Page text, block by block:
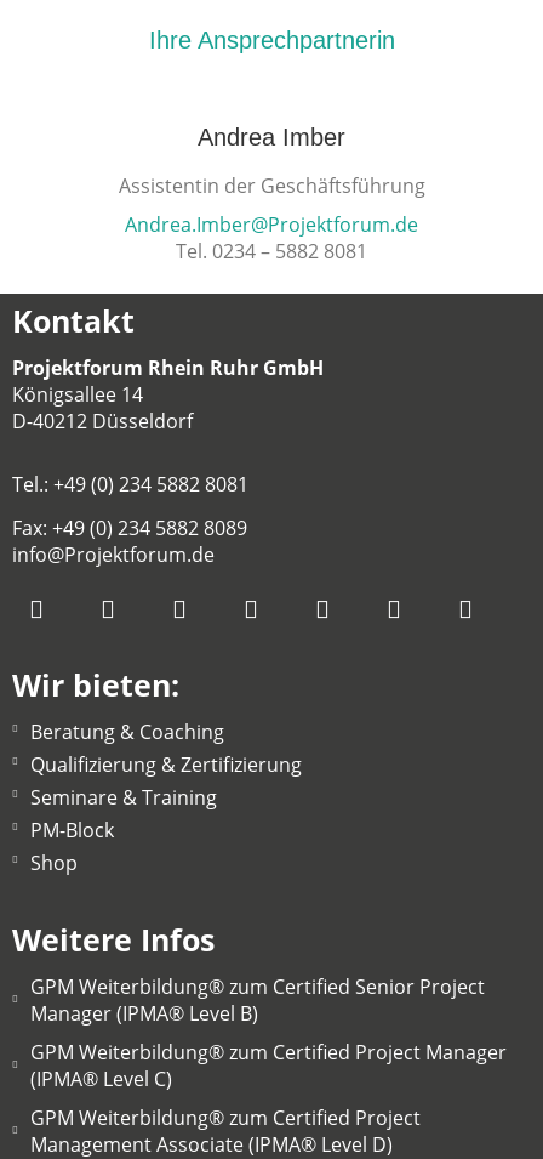
Ihre Ansprechpartnerin
Andrea Imber
Assistentin der Geschäftsführung
Andrea.Imber@Projektforum.de
Tel. 0234 – 5882 8081
Kontakt
Projektforum Rhein Ruhr GmbH
Königsallee 14
D-40212 Düsseldorf
Tel.: +49 (0) 234 5882 8081
Fax: +49 (0) 234 5882 8089
info@Projektforum.de
Wir bieten:
Beratung & Coaching
Qualifizierung & Zertifizierung
Seminare & Training
PM-Block
Shop
Weitere Infos
GPM Weiterbildung® zum Certified Senior Project
Manager (IPMA® Level B)
GPM Weiterbildung® zum Certified Project Manager
(IPMA® Level C)
GPM Weiterbildung® zum Certified Project
Management Associate (IPMA® Level D)